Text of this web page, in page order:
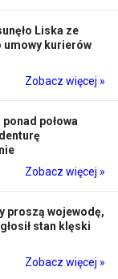
Liska ze
umowy kurierów
Zobacz więcej »
połowa
Zobacz więcej »
proszą wojewodę,
stan klęski
Zobacz więcej »